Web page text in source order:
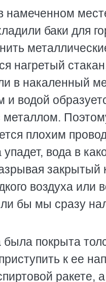
намеченном
баки для
нагретый
в накаленный
водой
плохим
вода в
закрытый
воздуха или
бы мы сразу
была покрыта
к ее
ракете, а